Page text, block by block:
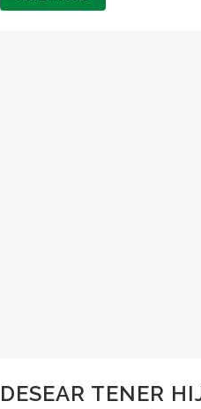
DESEAR TENER